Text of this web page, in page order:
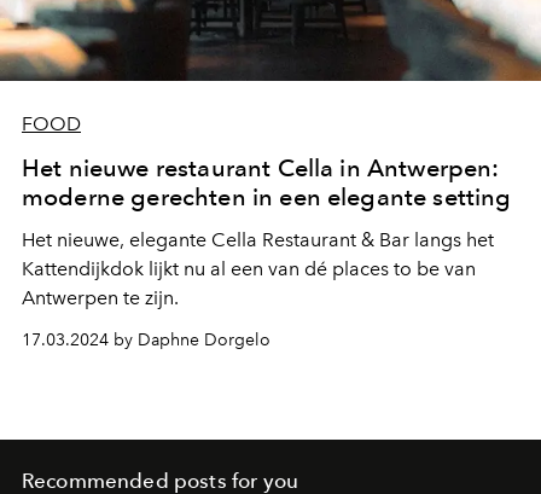
FOOD
Het nieuwe restaurant Cella in Antwerpen:
moderne gerechten in een elegante setting
Het nieuwe, elegante Cella Restaurant & Bar langs het
Kattendijkdok lijkt nu al een van dé places to be van
Antwerpen te zijn.
17.03.2024 by Daphne Dorgelo
Recommended posts for you